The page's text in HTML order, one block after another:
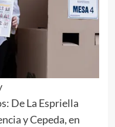
De La Espriella
y Cepeda, en